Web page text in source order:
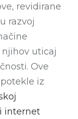
revidirane
razvoj
uticaj
Ove
iz
internet